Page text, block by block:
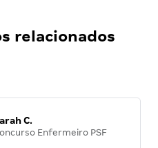
relacionados
C.
Enfermeiro PSF